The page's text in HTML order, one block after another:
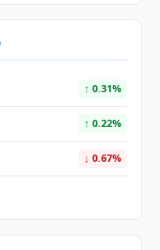
↑ 0.31%
↑ 0.22%
↓ 0.67%